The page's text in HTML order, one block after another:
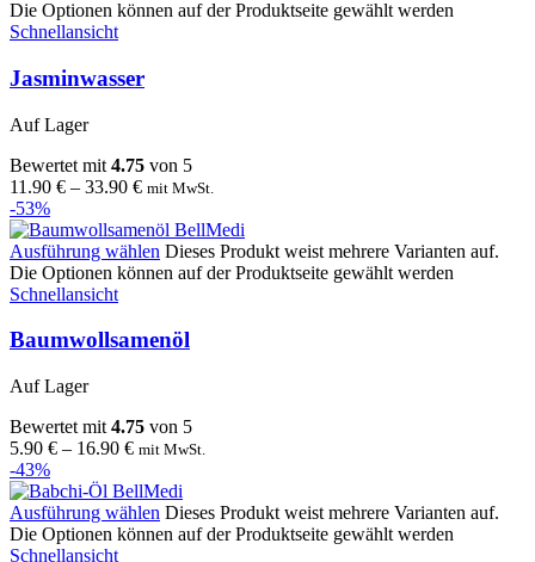
Die Optionen können auf der Produktseite gewählt werden
Schnellansicht
Jasminwasser
Auf Lager
Bewertet mit 4.75 von 5
11.90 € – 33.90 € mit MwSt.
-53%
Ausführung wählen Dieses Produkt weist mehrere Varianten auf.
Die Optionen können auf der Produktseite gewählt werden
Schnellansicht
Baumwollsamenöl
Auf Lager
Bewertet mit 4.75 von 5
5.90 € – 16.90 € mit MwSt.
-43%
Ausführung wählen Dieses Produkt weist mehrere Varianten auf.
Die Optionen können auf der Produktseite gewählt werden
Schnellansicht